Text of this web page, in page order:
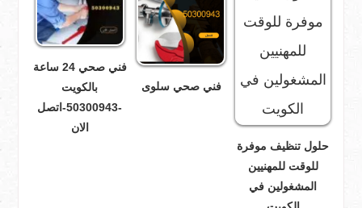
حلول تنظيف موفرة
للوقت للمهنيين
المشغولين في
فني صحي سلوى
فني صحي 24 ساعة
بالكويت
-50300943-اتصل
الان